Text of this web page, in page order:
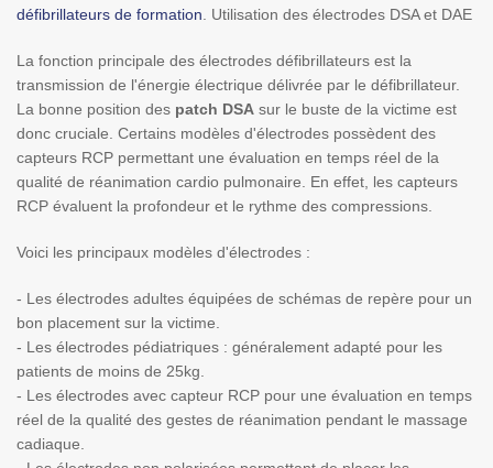
défibrillateurs de formation . Utilisation des électrodes DSA et DAE
La fonction principale des électrodes défibrillateurs est la
transmission de l'énergie électrique délivrée par le défibrillateur.
La bonne position des patch DSA sur le buste de la victime est
donc cruciale. Certains modèles d'électrodes possèdent des
capteurs RCP permettant une évaluation en temps réel de la
qualité de réanimation cardio pulmonaire. En effet, les capteurs
RCP évaluent la profondeur et le rythme des compressions.
Voici les principaux modèles d'électrodes :
- Les électrodes adultes équipées de schémas de repère pour un
bon placement sur la victime.
- Les électrodes pédiatriques : généralement adapté pour les
patients de moins de 25kg.
- Les électrodes avec capteur RCP pour une évaluation en temps
réel de la qualité des gestes de réanimation pendant le massage
cadiaque.